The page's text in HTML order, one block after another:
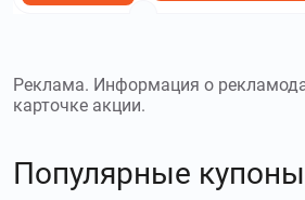
Реклама. Информация о
карточке акции.
Популярные купоны